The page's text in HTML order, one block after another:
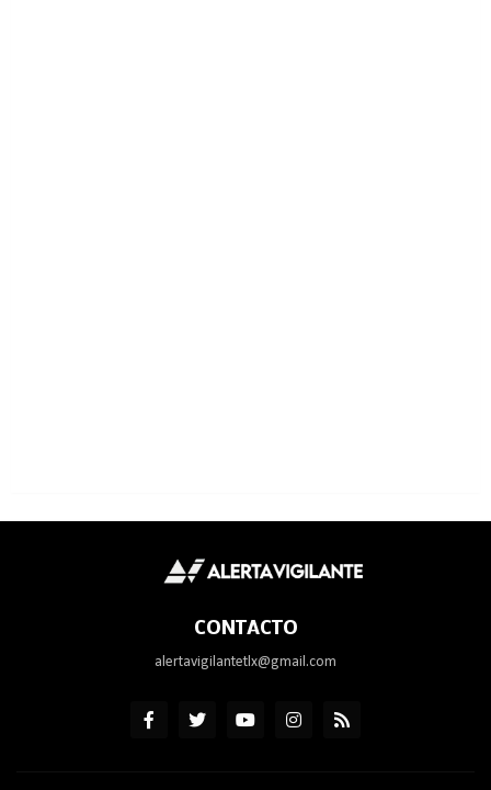
CONTACTO
alertavigilantetlx@gmail.com